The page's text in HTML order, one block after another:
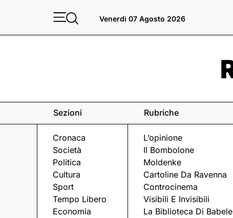
Venerdì 07 Agosto 2026
Sezioni
Cronaca
Società
Politica
Cultura
Sport
Tempo Libero
Economia
Rubriche
L’opinione
Il Bombolone
Moldenke
Cartoline Da Ravenna
Controcinema
Visibili E Invisibili
La Biblioteca Di Babele
LA RECENSIONE